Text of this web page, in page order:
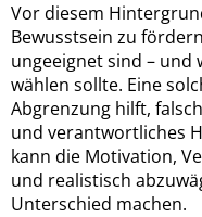
Vor diesem
Bewusstsein zu
ungeeignet sind – und
wählen sollte. Eine
Abgrenzung hilft,
und verantwortliches
kann die Motivation,
und realistisch
Unterschied machen.